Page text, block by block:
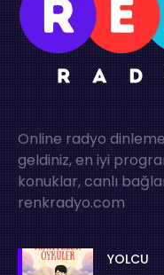
Online radyo
geldiniz, en iyi
konuklar, canlı
renkradyo.com
YOLCU